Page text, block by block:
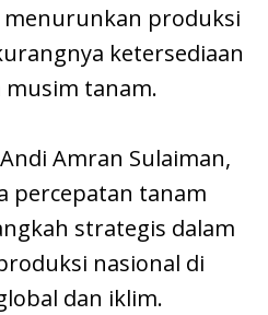
menurunkan produksi
ketersediaan
tanam.
Amran Sulaiman,
percepatan tanam
strategis dalam
nasional di
dan iklim.